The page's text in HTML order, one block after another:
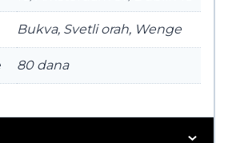
Bukva, Svetli orah, Wenge
80 dana